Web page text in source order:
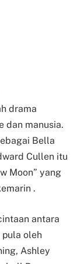
drama
dan manusia.
Bella
Cullen itu
Moon” yang
.
antara
oleh
Ashley